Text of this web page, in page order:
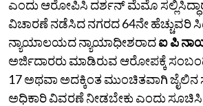
ಎಂದು ಆರೋಪಿಸಿ ದರ್ಶನ್‌ ಮೆಮೊ
ವಿಚಾರಣೆ ನಡೆಸಿದ ನಗರದ 64ನೇ ಹೆಚ್ಚುವರಿ
ನ್ಯಾಯಾಲಯದ ನ್ಯಾಯಾಧೀಶರಾದಐ ಪಿ
ಅರ್ಜಿದಾರರು ಮಾಡಿರುವ ಆರೋಪಕ್ಕೆ
17 ಅಥವಾ ಅದಕ್ಕಿಂತ ಮುಂಚಿತವಾಗಿ ಜೈಲಿನ
ಅಧಿಕಾರಿ ವಿವರಣೆ ನೀಡಬೇಕು ಎಂದು